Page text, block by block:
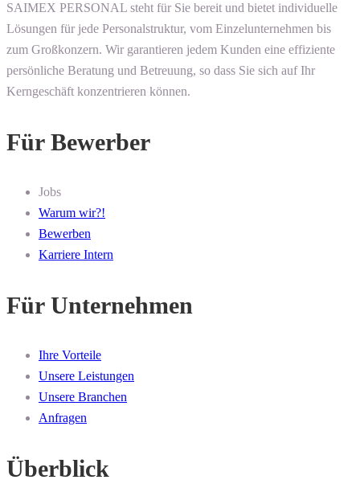
SAIMEX PERSONAL steht für Sie bereit und bietet individuelle
Lösungen für jede Personalstruktur, vom Einzelunternehmen bis
zum Großkonzern. Wir garantieren jedem Kunden eine effiziente
persönliche Beratung und Betreuung, so dass Sie sich auf Ihr
Kerngeschäft konzentrieren können.
Für Bewerber
Jobs
Warum wir?!
Bewerben
Karriere Intern
Für Unternehmen
Ihre Vorteile
Unsere Leistungen
Unsere Branchen
Anfragen
Überblick